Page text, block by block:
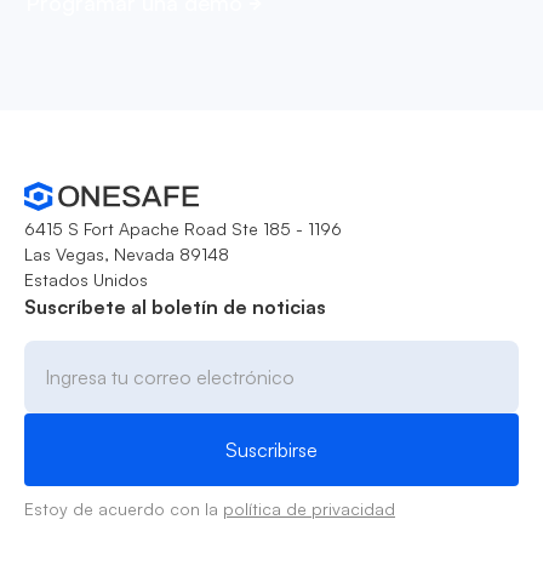
6415 S Fort Apache Road Ste 185 - 1196
Las Vegas, Nevada 89148
Estados Unidos
Suscríbete al boletín de noticias
Estoy de acuerdo con la política de privacidad